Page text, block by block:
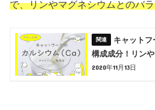
で、リンやマグネシウムとのバ
キャット
構成成分！リン
2020年11月13日